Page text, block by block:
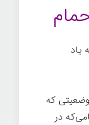
یاد
وضعیتی که
هنگامی‌که در